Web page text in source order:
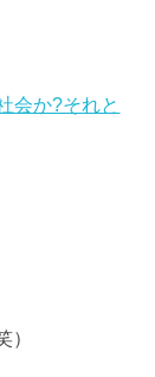
会か?それと